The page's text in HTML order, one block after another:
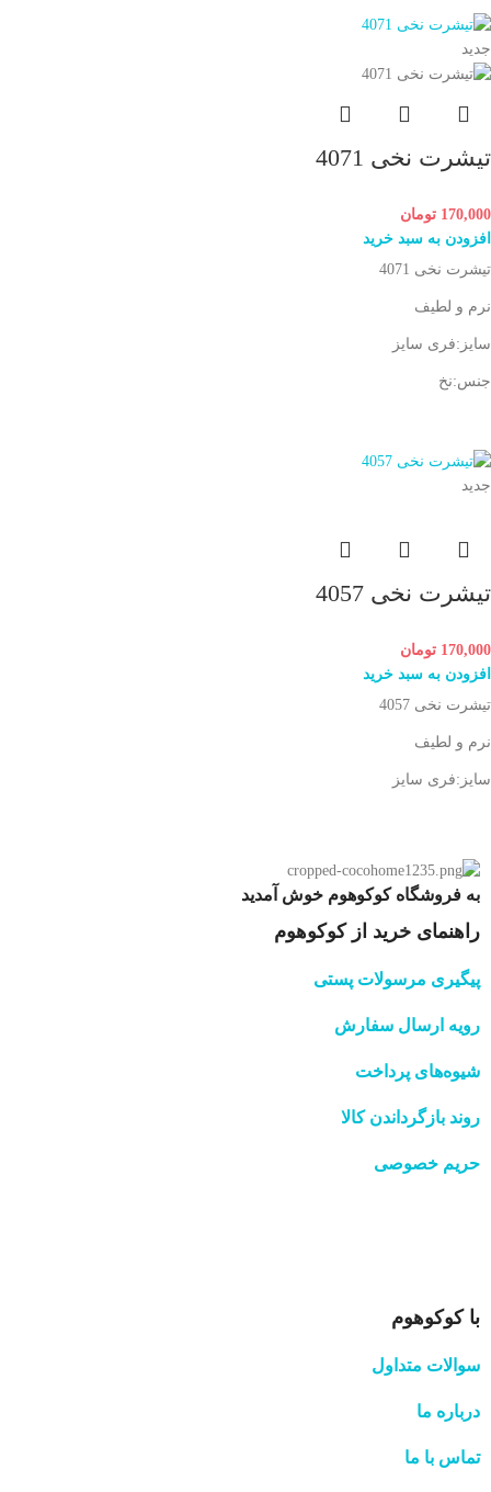
جدید
تیشرت نخی 4071
170,000 تومان
افزودن به سبد خرید
تیشرت نخی 4071
نرم و لطیف
سایز:فری سایز
جنس:نخ
جدید
تیشرت نخی 4057
170,000 تومان
افزودن به سبد خرید
تیشرت نخی 4057
نرم و لطیف
سایز:فری سایز
به فروشگاه کوکوهوم خوش آمدید
راهنمای خرید از کوکوهوم
پیگیری مرسولات پستی
رویه ارسال سفارش
شیوه‌های پرداخت
روند بازگرداندن کالا
حریم خصوصی
با کوکوهوم
سوالات متداول
درباره ما
تماس با ما